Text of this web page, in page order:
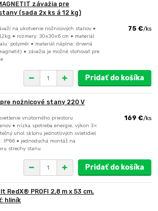
závažia pre
(sada 2x ks á 12 kg)
na ukotvenie nožnicových stanov •
• rozmery: 30x30x6 cm • materiál
polymér • materiál náplne: drvená
• závažia je možné stohovať pre
75 €/ks
Pridať do košíka
nožnicové stany 220 V
vnútorného priestoru
• nízka spotreba energie, výkon 3×
uhol sklonu jednotlivých svietidiel
IP66 • jednoduchá montáž na
strechy stanu
169 €/ks
Pridať do košíka
RedX® PROFI 2,8 m x 53 cm,
hliník